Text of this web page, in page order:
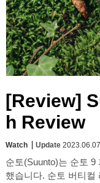
[Review]
h Review
Watch Update 2023.06.07
순토(Suunto)는 순토
했습니다. 순토 버티컬